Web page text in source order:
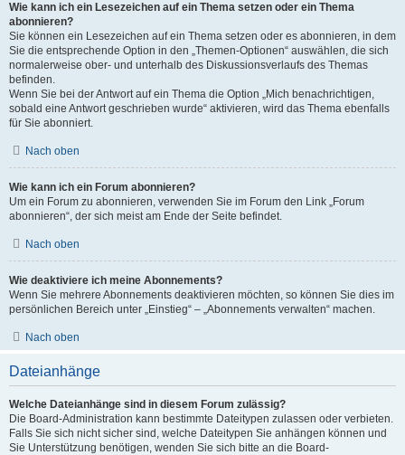
Wie kann ich ein Lesezeichen auf ein Thema setzen oder ein Thema
abonnieren?
Sie können ein Lesezeichen auf ein Thema setzen oder es abonnieren, in dem
Sie die entsprechende Option in den „Themen-Optionen“ auswählen, die sich
normalerweise ober- und unterhalb des Diskussionsverlaufs des Themas
befinden.
Wenn Sie bei der Antwort auf ein Thema die Option „Mich benachrichtigen,
sobald eine Antwort geschrieben wurde“ aktivieren, wird das Thema ebenfalls
für Sie abonniert.
Nach oben
Wie kann ich ein Forum abonnieren?
Um ein Forum zu abonnieren, verwenden Sie im Forum den Link „Forum
abonnieren“, der sich meist am Ende der Seite befindet.
Nach oben
Wie deaktiviere ich meine Abonnements?
Wenn Sie mehrere Abonnements deaktivieren möchten, so können Sie dies im
persönlichen Bereich unter „Einstieg“ – „Abonnements verwalten“ machen.
Nach oben
Dateianhänge
Welche Dateianhänge sind in diesem Forum zulässig?
Die Board-Administration kann bestimmte Dateitypen zulassen oder verbieten.
Falls Sie sich nicht sicher sind, welche Dateitypen Sie anhängen können und
Sie Unterstützung benötigen, wenden Sie sich bitte an die Board-